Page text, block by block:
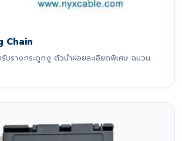
Chain
บรางกระดูกงู ตัวนำฝอยละเอียดพิเศษ ฉนวน